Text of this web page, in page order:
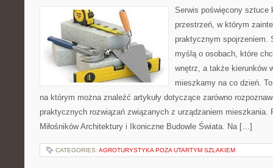
Serwis poświęcony sztuce
przestrzeń, w którym
praktycznym spojrzeniem.
myślą o osobach, które
wnętrz, a także kierunków
mieszkamy na co dzień.
na którym można znaleźć artykuły dotyczące zarówno
praktycznych rozwiązań związanych z urządzaniem mieszkania.
Miłośników Architektury i Ikoniczne Budowle Świata. Na […]
CATEGORIES: AGROTURYSTYKA POZA UTARTYM SZLAKIEM